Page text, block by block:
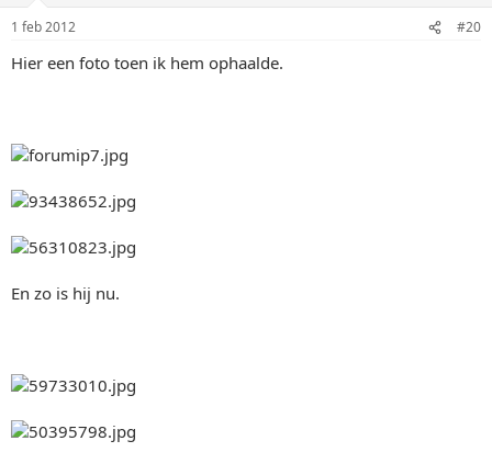
1 feb 2012 #20
Hier een foto toen ik hem ophaalde.
En zo is hij nu.